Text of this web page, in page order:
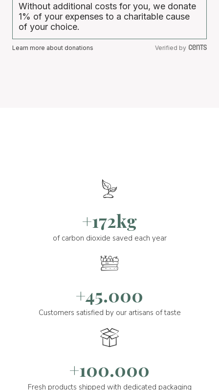
Without additional costs for you, we donate
1% of your expenses to a charitable cause
of your choice.
Learn more about donations Verified by
+172kg
of carbon dioxide saved each year
+45.000
Customers satisfied by our artisans of taste
+100.000
Fresh products shipped with dedicated packaging